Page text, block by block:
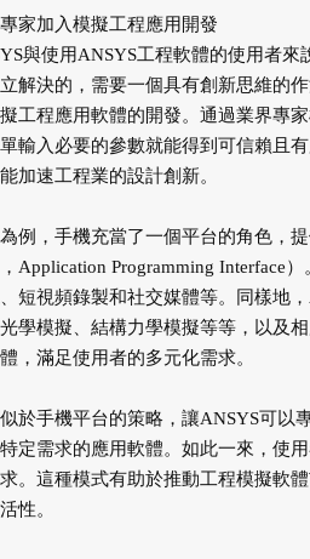
家加入模擬工程應用開發
與使用ANSYS工程軟體的使用者
解決的，需要一個具有創新思維的
工程應用軟體的開發。通過業界專
輸入必要的參數就能得到可信賴且
加速工程業的設計創新。
例，手機充當了一個平台的角色，
Application Programming Interface
短視頻錄製和社交媒體等。同樣地
學模擬、結構力學模擬等等，以及
，滿足使用者的多元化需求。
於手機平台的策略，讓ANSYS可以
定需求的應用軟體。如此一來，使
。這種模式有助於推動工程模擬軟
性。